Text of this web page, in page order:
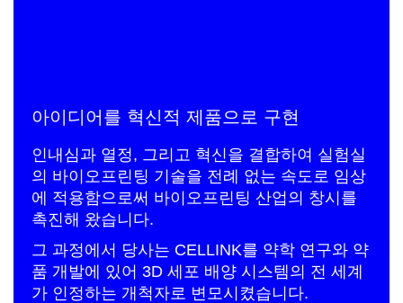
아이디어를 혁신적 제품으로 구현
인내심과 열정, 그리고 혁신을 결합하여 실험실
의 바이오프린팅 기술을 전례 없는 속도로 임상
에 적용함으로써 바이오프린팅 산업의 창시를
촉진해 왔습니다.
그 과정에서 당사는 CELLINK를 약학 연구와 약
품 개발에 있어 3D 세포 배양 시스템의 전 세계
가 인정하는 개척자로 변모시켰습니다.